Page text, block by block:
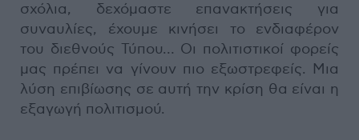
σχόλια, δεχόμαστε επανακτήσεις για
συναυλίες, έχουμε κινήσει το ενδιαφέρον
του διεθνούς Τύπου… Οι πολιτιστικοί φορείς
μας πρέπει να γίνουν πιο εξωστρεφείς. Μια
λύση επιβίωσης σε αυτή την κρίση θα είναι η
εξαγωγή πολιτισμού.